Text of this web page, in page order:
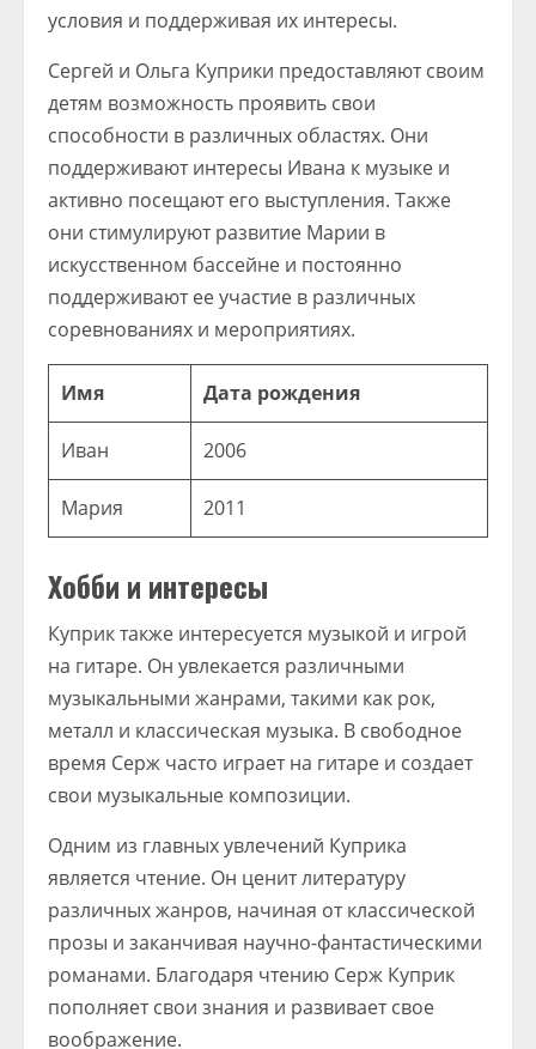
условия и поддерживая их интересы.
Сергей и Ольга Куприки предоставляют своим
детям возможность проявить свои
способности в различных областях. Они
поддерживают интересы Ивана к музыке и
активно посещают его выступления. Также
они стимулируют развитие Марии в
искусственном бассейне и постоянно
поддерживают ее участие в различных
соревнованиях и мероприятиях.
Имя Дата рождения
Иван 2006
Мария 2011
Хобби и интересы
Куприк также интересуется музыкой и игрой
на гитаре. Он увлекается различными
музыкальными жанрами, такими как рок,
металл и классическая музыка. В свободное
время Серж часто играет на гитаре и создает
свои музыкальные композиции.
Одним из главных увлечений Куприка
является чтение. Он ценит литературу
различных жанров, начиная от классической
прозы и заканчивая научно-фантастическими
романами. Благодаря чтению Серж Куприк
пополняет свои знания и развивает свое
воображение.